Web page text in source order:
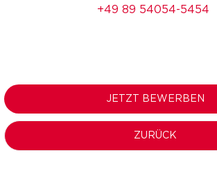
+49 89 54054-5454
JETZT BEWERBEN
ZURÜCK